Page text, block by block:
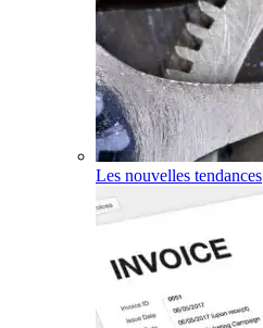
Les nouvelles tendances